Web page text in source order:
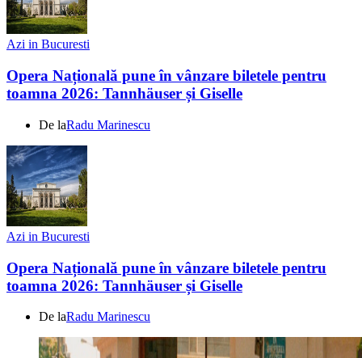
Azi in Bucuresti
Opera Națională pune în vânzare biletele pentru
toamna 2026: Tannhäuser și Giselle
De laRadu Marinescu
Azi in Bucuresti
Opera Națională pune în vânzare biletele pentru
toamna 2026: Tannhäuser și Giselle
De laRadu Marinescu